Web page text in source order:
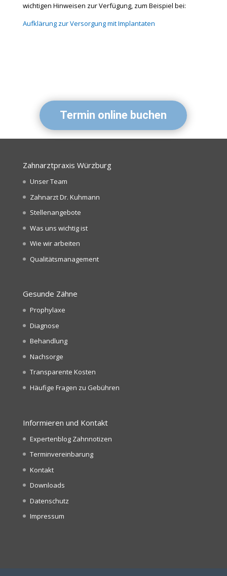
wichtigen Hinweisen zur Verfügung, zum Beispiel bei:
Aufklärung zur Versorgung mit Implantaten
Termin online buchen
Zahnarztpraxis Würzburg
Unser Team
Zahnarzt Dr. Kuhmann
Stellenangebote
Was uns wichtig ist
Wie wir arbeiten
Qualitätsmanagement
Gesunde Zähne
Prophylaxe
Diagnose
Behandlung
Nachsorge
Transparente Kosten
Häufige Fragen zu Gebühren
Informieren und Kontakt
Expertenblog Zahnnotizen
Terminvereinbarung
Kontakt
Downloads
Datenschutz
Impressum